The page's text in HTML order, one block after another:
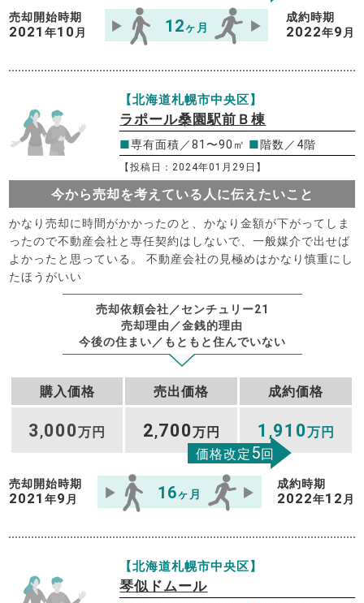
売却開始時期
2021年10 月 12ヶ月
成約時期
2022年9 月
【北海道札幌市中央区】
ラポール桑園駅前Ｂ棟
■専有面積／81〜90㎡ ■階数／4階
【投稿日：2024年01月29日】
今から売却を考えている人に伝えたいこと
かなり売却に時間がかかったのと、かなり金額が下がってしま
ったので不動産会社と専任契約はしないで、一般媒介で出せば
よかったと思っている。 不動産会社の見極めはかなり慎重にし
たほうがいい
売却依頼会社／センチュリー21
売却理由／金銭的理由
今後の住まい／もともと住んでいない
購入価格 売出価格 成約価格
3 ,000万円 2,700万円 1 ,910万円
価格改定 5回
売却開始時期
2021年9 月 16ヶ月
成約時期
2022年12 月
【北海道札幌市中央区】
琴似ドムール